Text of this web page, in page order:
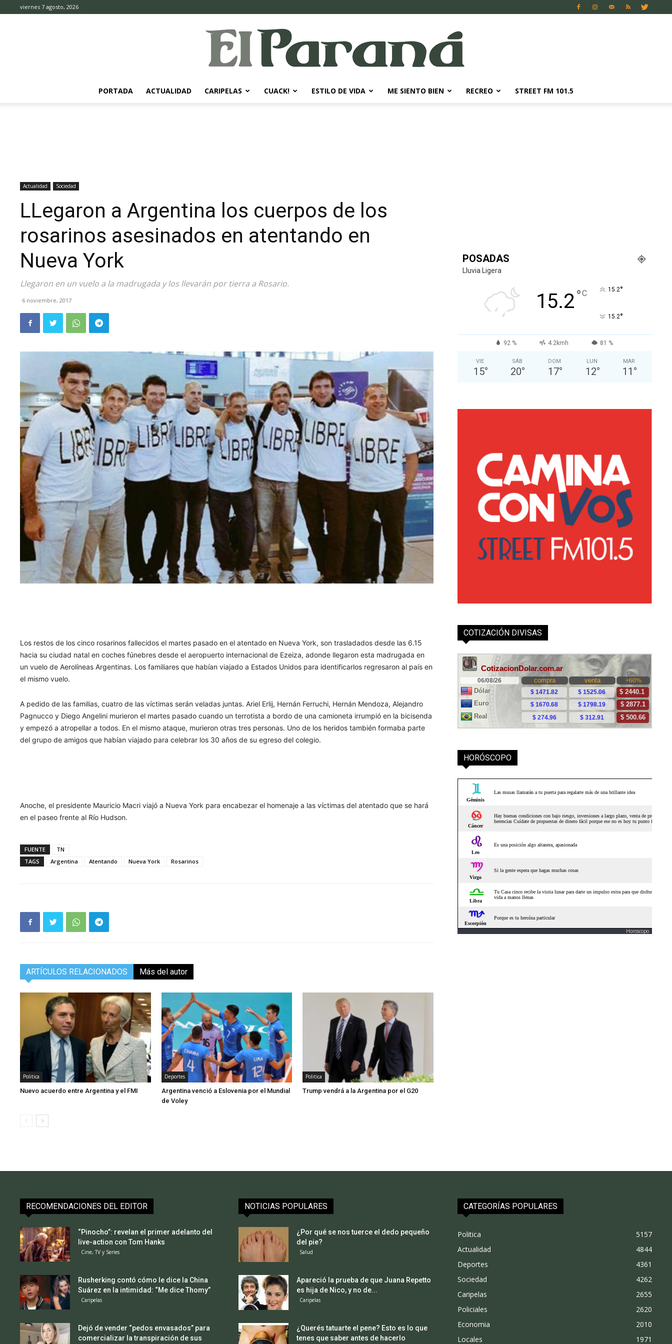
viernes 7 agosto, 2026
Diario
PORTADA ACTUALIDAD CARIPELAS CUACK! ESTILO DE VIDA ME SIENTO BIEN RECREO STREET FM 101.5
Actualidad Sociedad
LLegaron a Argentina los cuerpos de los
rosarinos asesinados en atentando en
Nueva York
Llegaron en un vuelo a la madrugada y los llevarán por tierra a Rosario.
6 noviembre, 2017
Los restos de los cinco rosarinos fallecidos el martes pasado en el atentado en Nueva York, son trasladados desde las 6.15
hacia su ciudad natal en coches fúnebres desde el aeropuerto internacional de Ezeiza, adonde llegaron esta madrugada en
un vuelo de Aerolíneas Argentinas. Los familiares que habían viajado a Estados Unidos para identificarlos regresaron al país en
el mismo vuelo.
A pedido de las familias, cuatro de las víctimas serán veladas juntas. Ariel Erlij, Hernán Ferruchi, Hernán Mendoza, Alejandro
Pagnucco y Diego Angelini murieron el martes pasado cuando un terrotista a bordo de una camioneta irrumpió en la bicisenda
y empezó a atropellar a todos. En el mismo ataque, murieron otras tres personas. Uno de los heridos también formaba parte
del grupo de amigos que habían viajado para celebrar los 30 años de su egreso del colegio.
Anoche, el presidente Mauricio Macri viajó a Nueva York para encabezar el homenaje a las víctimas del atentado que se hará
en el paseo frente al Río Hudson.
FUENTE
TN
TAGS
Argentina Atentando Nueva York Rosarinos
ARTÍCULOS RELACIONADOS Más del autor
Politica
Nuevo acuerdo entre Argentina y el FMI
Deportes
Argentina venció a Eslovenia por el Mundial
de Voley
Politica
Trump vendrá a la Argentina por el G20
POSADAS
Lluvia Ligera
15.2°C 15.2°
15.2°
92 % 4.2kmh 81 %
VIE
15°
SÁB
20°
DOM
17°
LUN
12°
MAR
11 °
COTIZACIÓN DIVISAS
HORÓSCOPO
Horoscopo
RECOMENDACIONES DEL EDITOR
“Pinocho”: revelan el primer adelanto del
live-action con Tom Hanks
Cine, TV y Series
Rusherking contó cómo le dice la China
Suárez en la intimidad: “Me dice Thomy”
Caripelas
Dejó de vender “pedos envasados” para
comercializar la transpiración de sus
NOTICIAS POPULARES
¿Por qué se nos tuerce el dedo pequeño
del pie?
Salud
Apareció la prueba de que Juana Repetto
es hija de Nico, y no de...
Caripelas
¿Querés tatuarte el pene? Esto es lo que
tenes que saber antes de hacerlo
CATEGORÍAS POPULARES
Politica
5157
Actualidad
4844
Deportes
4361
Sociedad
4262
Caripelas
2655
Policiales
2620
Economia
2010
Locales
1971